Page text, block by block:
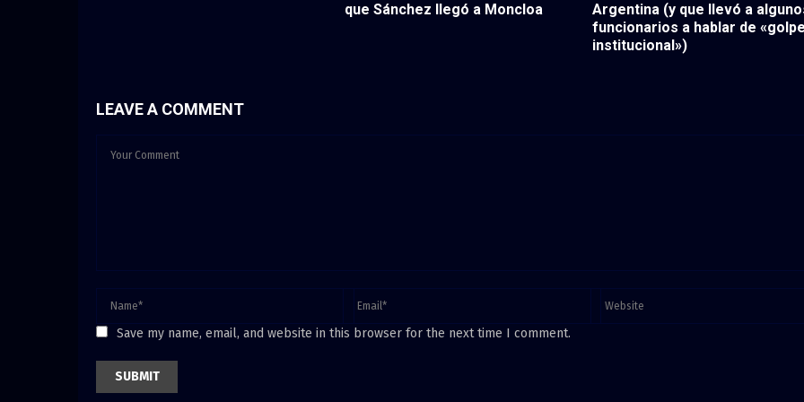
que Sánchez llegó a Moncloa
Argentina (y que llevó a
funcionarios a hablar de
institucional»)
LEAVE A COMMENT
Save my name, email, and website in this browser for the next time I comment.